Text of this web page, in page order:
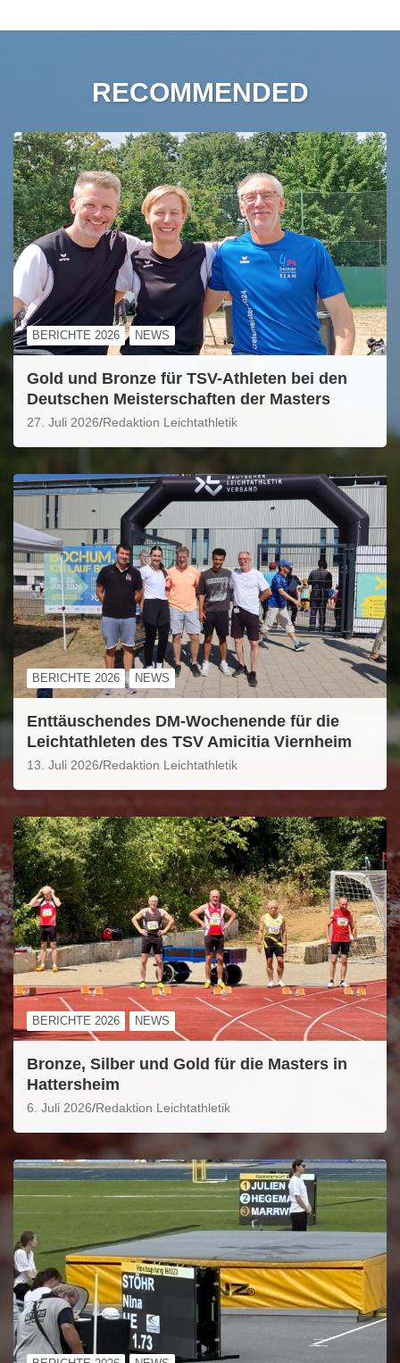
RECOMMENDED
BERICHTE 2026 NEWS
Gold und Bronze für TSV-Athleten bei den
Deutschen Meisterschaften der Masters
27. Juli 2026 Redaktion Leichtathletik
BERICHTE 2026 NEWS
Enttäuschendes DM-Wochenende für die
Leichtathleten des TSV Amicitia Viernheim
13. Juli 2026 Redaktion Leichtathletik
BERICHTE 2026 NEWS
Bronze, Silber und Gold für die Masters in
Hattersheim
6. Juli 2026 Redaktion Leichtathletik